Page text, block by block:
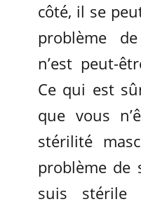
côté, il se
problème
n’est peut-
Ce qui est
que vous
stérilité
problème de
suis stérile